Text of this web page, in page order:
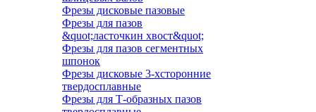
Фрезы дисковые пазовые
Фрезы для пазов
&quot;ласточкин хвост&quot;
Фрезы для пазов сегментных
шпонок
Фрезы дисковые 3-хсторонние
твердосплавные
Фрезы для Т-образных пазов